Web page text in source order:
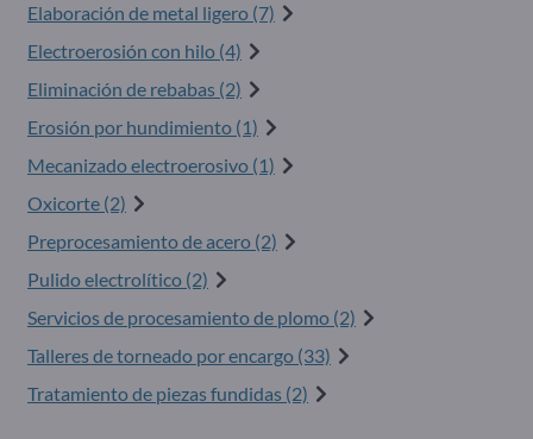
Elaboración de metal ligero (7)
Electroerosión con hilo (4)
Eliminación de rebabas (2)
Erosión por hundimiento (1)
Mecanizado electroerosivo (1)
Oxicorte (2)
Preprocesamiento de acero (2)
Pulido electrolítico (2)
Servicios de procesamiento de plomo (2)
Talleres de torneado por encargo (33)
Tratamiento de piezas fundidas (2)